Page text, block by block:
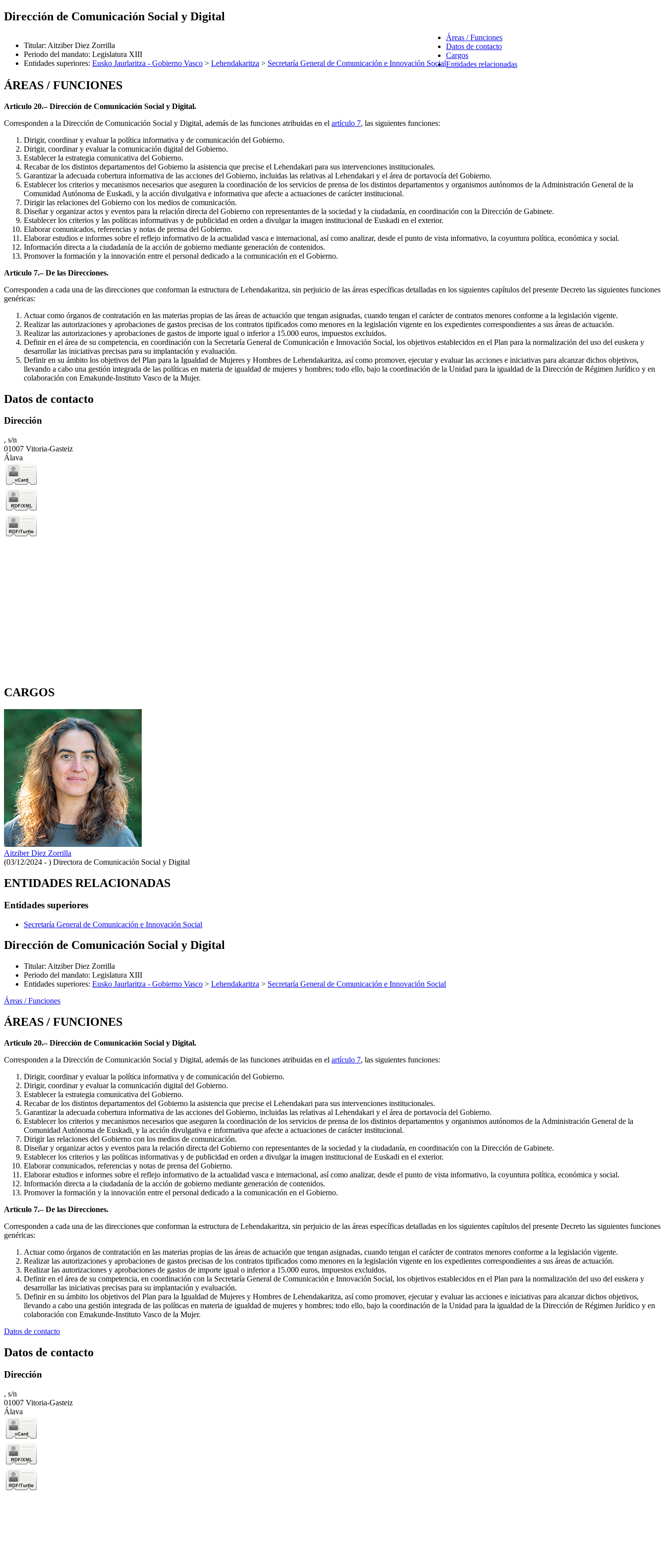
Dirección de Comunicación Social y Digital
Titular: Aitziber Diez Zorrilla
Periodo del mandato: Legislatura XIII
Entidades superiores: Eusko Jaurlaritza - Gobierno Vasco > Lehendakaritza > Secretaría General de Comunicación e Innovación Social
Áreas / Funciones
Datos de contacto
Cargos
Entidades relacionadas
ÁREAS / FUNCIONES
Articulo 20.– Dirección de Comunicación Social y Digital.
Corresponden a la Dirección de Comunicación Social y Digital, además de las funciones atribuidas en el artículo 7, las siguientes funciones:
Dirigir, coordinar y evaluar la política informativa y de comunicación del Gobierno.
Dirigir, coordinar y evaluar la comunicación digital del Gobierno.
Establecer la estrategia comunicativa del Gobierno.
Recabar de los distintos departamentos del Gobierno la asistencia que precise el Lehendakari para sus intervenciones institucionales.
Garantizar la adecuada cobertura informativa de las acciones del Gobierno, incluidas las relativas al Lehendakari y el área de portavocía del Gobierno.
Establecer los criterios y mecanismos necesarios que aseguren la coordinación de los servicios de prensa de los distintos departamentos y organismos autónomos de la Administración General de la
Comunidad Autónoma de Euskadi, y la acción divulgativa e informativa que afecte a actuaciones de carácter institucional.
Dirigir las relaciones del Gobierno con los medios de comunicación.
Diseñar y organizar actos y eventos para la relación directa del Gobierno con representantes de la sociedad y la ciudadanía, en coordinación con la Dirección de Gabinete.
Establecer los criterios y las políticas informativas y de publicidad en orden a divulgar la imagen institucional de Euskadi en el exterior.
Elaborar comunicados, referencias y notas de prensa del Gobierno.
Elaborar estudios e informes sobre el reflejo informativo de la actualidad vasca e internacional, así como analizar, desde el punto de vista informativo, la coyuntura política, económica y social.
Información directa a la ciudadanía de la acción de gobierno mediante generación de contenidos.
Promover la formación y la innovación entre el personal dedicado a la comunicación en el Gobierno.
Artículo 7.– De las Direcciones.
Corresponden a cada una de las direcciones que conforman la estructura de Lehendakaritza, sin perjuicio de las áreas específicas detalladas en los siguientes capítulos del presente Decreto las siguientes funciones
genéricas:
Actuar como órganos de contratación en las materias propias de las áreas de actuación que tengan asignadas, cuando tengan el carácter de contratos menores conforme a la legislación vigente.
Realizar las autorizaciones y aprobaciones de gastos precisas de los contratos tipificados como menores en la legislación vigente en los expedientes correspondientes a sus áreas de actuación.
Realizar las autorizaciones y aprobaciones de gastos de importe igual o inferior a 15.000 euros, impuestos excluidos.
Definir en el área de su competencia, en coordinación con la Secretaría General de Comunicación e Innovación Social, los objetivos establecidos en el Plan para la normalización del uso del euskera y
desarrollar las iniciativas precisas para su implantación y evaluación.
Definir en su ámbito los objetivos del Plan para la Igualdad de Mujeres y Hombres de Lehendakaritza, así como promover, ejecutar y evaluar las acciones e iniciativas para alcanzar dichos objetivos,
llevando a cabo una gestión integrada de las políticas en materia de igualdad de mujeres y hombres; todo ello, bajo la coordinación de la Unidad para la igualdad de la Dirección de Régimen Jurídico y en
colaboración con Emakunde-Instituto Vasco de la Mujer.
Datos de contacto
Dirección
, s/n
01007 Vitoria-Gasteiz
Álava
CARGOS
Aitziber Diez Zorrilla
(03/12/2024 - ) Directora de Comunicación Social y Digital
ENTIDADES RELACIONADAS
Entidades superiores
Secretaría General de Comunicación e Innovación Social
Dirección de Comunicación Social y Digital
Titular: Aitziber Diez Zorrilla
Periodo del mandato: Legislatura XIII
Entidades superiores: Eusko Jaurlaritza - Gobierno Vasco > Lehendakaritza > Secretaría General de Comunicación e Innovación Social
Áreas / Funciones
ÁREAS / FUNCIONES
Articulo 20.– Dirección de Comunicación Social y Digital.
Corresponden a la Dirección de Comunicación Social y Digital, además de las funciones atribuidas en el artículo 7, las siguientes funciones:
Dirigir, coordinar y evaluar la política informativa y de comunicación del Gobierno.
Dirigir, coordinar y evaluar la comunicación digital del Gobierno.
Establecer la estrategia comunicativa del Gobierno.
Recabar de los distintos departamentos del Gobierno la asistencia que precise el Lehendakari para sus intervenciones institucionales.
Garantizar la adecuada cobertura informativa de las acciones del Gobierno, incluidas las relativas al Lehendakari y el área de portavocía del Gobierno.
Establecer los criterios y mecanismos necesarios que aseguren la coordinación de los servicios de prensa de los distintos departamentos y organismos autónomos de la Administración General de la
Comunidad Autónoma de Euskadi, y la acción divulgativa e informativa que afecte a actuaciones de carácter institucional.
Dirigir las relaciones del Gobierno con los medios de comunicación.
Diseñar y organizar actos y eventos para la relación directa del Gobierno con representantes de la sociedad y la ciudadanía, en coordinación con la Dirección de Gabinete.
Establecer los criterios y las políticas informativas y de publicidad en orden a divulgar la imagen institucional de Euskadi en el exterior.
Elaborar comunicados, referencias y notas de prensa del Gobierno.
Elaborar estudios e informes sobre el reflejo informativo de la actualidad vasca e internacional, así como analizar, desde el punto de vista informativo, la coyuntura política, económica y social.
Información directa a la ciudadanía de la acción de gobierno mediante generación de contenidos.
Promover la formación y la innovación entre el personal dedicado a la comunicación en el Gobierno.
Artículo 7.– De las Direcciones.
Corresponden a cada una de las direcciones que conforman la estructura de Lehendakaritza, sin perjuicio de las áreas específicas detalladas en los siguientes capítulos del presente Decreto las siguientes funciones
genéricas:
Actuar como órganos de contratación en las materias propias de las áreas de actuación que tengan asignadas, cuando tengan el carácter de contratos menores conforme a la legislación vigente.
Realizar las autorizaciones y aprobaciones de gastos precisas de los contratos tipificados como menores en la legislación vigente en los expedientes correspondientes a sus áreas de actuación.
Realizar las autorizaciones y aprobaciones de gastos de importe igual o inferior a 15.000 euros, impuestos excluidos.
Definir en el área de su competencia, en coordinación con la Secretaría General de Comunicación e Innovación Social, los objetivos establecidos en el Plan para la normalización del uso del euskera y
desarrollar las iniciativas precisas para su implantación y evaluación.
Definir en su ámbito los objetivos del Plan para la Igualdad de Mujeres y Hombres de Lehendakaritza, así como promover, ejecutar y evaluar las acciones e iniciativas para alcanzar dichos objetivos,
llevando a cabo una gestión integrada de las políticas en materia de igualdad de mujeres y hombres; todo ello, bajo la coordinación de la Unidad para la igualdad de la Dirección de Régimen Jurídico y en
colaboración con Emakunde-Instituto Vasco de la Mujer.
Datos de contacto
Datos de contacto
Dirección
, s/n
01007 Vitoria-Gasteiz
Álava